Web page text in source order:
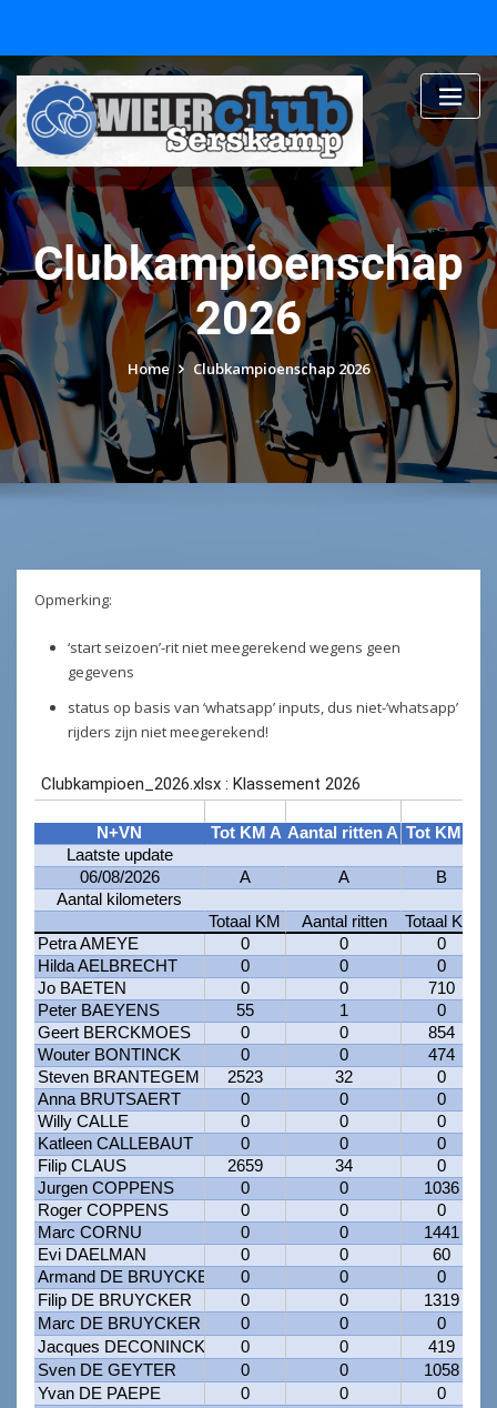
content
Clubkampioenschap
2026
Home Clubkampioenschap 2026
Opmerking:
‘start seizoen’-rit niet meegerekend wegens geen
gegevens
status op basis van ‘whatsapp’ inputs, dus niet-‘whatsapp’
rijders zijn niet meegerekend!